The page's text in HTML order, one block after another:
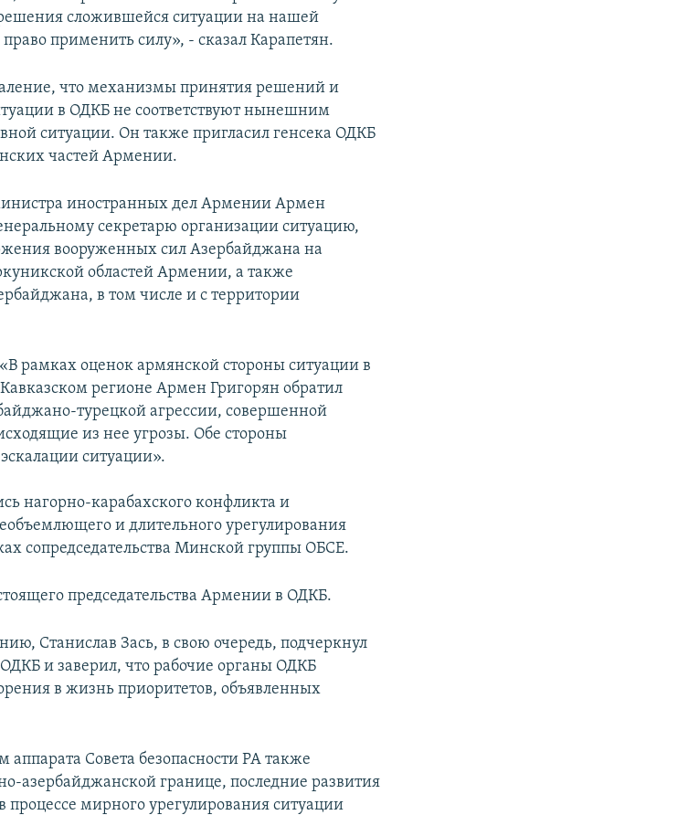
сложившейся ситуации на нашей
применить силу», - сказал Карапетян.
что механизмы принятия решений и
в ОДКБ не соответствуют нынешним
ситуации. Он также пригласил генсека ОДКБ
частей Армении.
иностранных дел Армении Армен
секретарю организации ситуацию,
вооруженных сил Азербайджана на
областей Армении, а также
в том числе и с территории
рамках оценок армянской стороны ситуации в
регионе Армен Григорян обратил
турецкой агрессии, совершенной
из нее угрозы. Обе стороны
ситуации».
нагорно-карабахского конфликта и
и длительного урегулирования
сопредседательства Минской группы ОБСЕ.
председательства Армении в ОДКБ.
Станислав Зась, в свою очередь, подчеркнул
и заверил, что рабочие органы ОДКБ
в жизнь приоритетов, объявленных
аппарата Совета безопасности РА также
азербайджанской границе, последние развития
процессе мирного урегулирования ситуации